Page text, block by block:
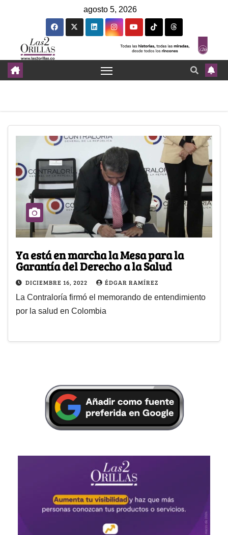
agosto 5, 2026
Ya está en marcha la Mesa para la
Garantía del Derecho a la Salud
DICIEMBRE 16, 2022 ÉDGAR RAMÍREZ
La Contraloría firmó el memorando de entendimiento
por la salud en Colombia